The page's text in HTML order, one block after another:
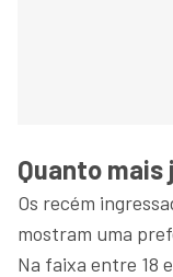
Quanto mais
Os recém
mostram uma
Na faixa entre 18